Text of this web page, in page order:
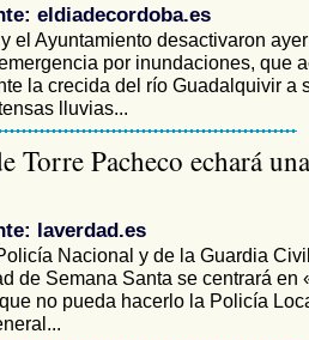
eldiadecordoba.es
el Ayuntamiento desactivaron
por inundaciones, que
la crecida del río Guadalquivir a
lluvias...
Torre Pacheco echará
laverdad.es
Nacional y de la Guardia
de Semana Santa se centrará en
no pueda hacerlo la Policía